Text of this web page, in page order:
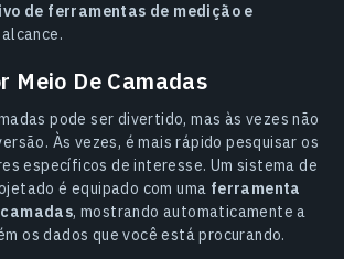
de ferramentas de medição e
Meio De Camadas
pode ser divertido, mas às vezes não
Às vezes, é mais rápido pesquisar os
específicos de interesse. Um sistema de
é equipado com uma ferramenta
, mostrando automaticamente a
os dados que você está procurando.